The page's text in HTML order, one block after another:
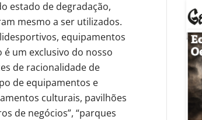
estado de degradação,
mesmo a ser utilizados.
equipamentos
um exclusivo do nosso
de racionalidade de
de equipamentos e
culturais, pavilhões
de negócios”, “parques